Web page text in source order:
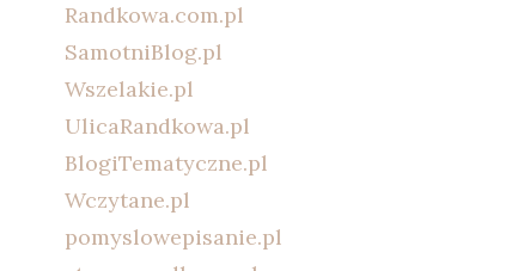
Randkowa.com.pl
SamotniBlog.pl
Wszelakie.pl
UlicaRandkowa.pl
BlogiTematyczne.pl
Wczytane.pl
pomyslowepisanie.pl